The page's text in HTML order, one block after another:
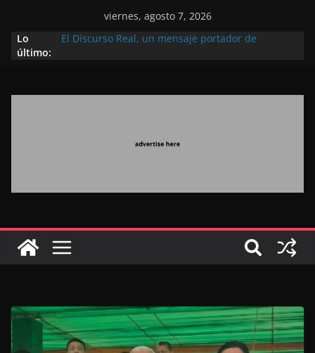
viernes, agosto 7, 2026
Lo
último:
El Discurso Real, un mensaje portador de
Extranjero: al servicio de los grandes proyectos de
Marruecos gracias a una visión estratégica
destinada a consolidar la posición de Marruecos
en una economía mundial competitiva (politólogo
marroquí-estadounidense)